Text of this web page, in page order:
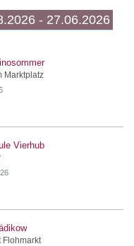
- 27.06.2026
Marktplatz
Vierhub
Flohmarkt